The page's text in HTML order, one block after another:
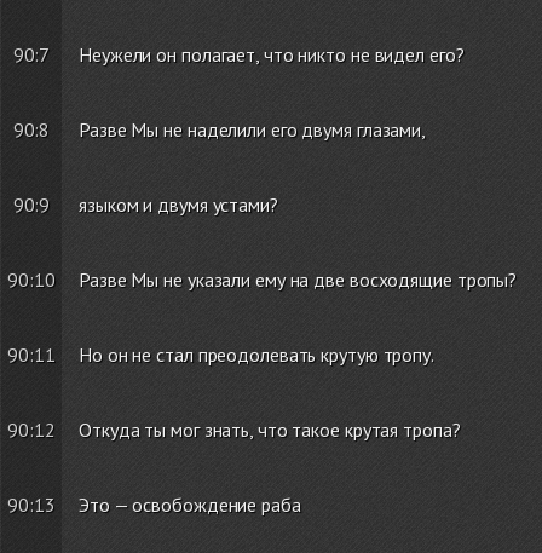
90:7 Неужели он полагает, что никто не видел его?
90:8 Разве Мы не наделили его двумя глазами,
90:9 языком и двумя устами?
90:10 Разве Мы не указали ему на две восходящие тропы?
90:11 Но он не стал преодолевать крутую тропу.
90:12 Откуда ты мог знать, что такое крутая тропа?
90:13 Это — освобождение раба